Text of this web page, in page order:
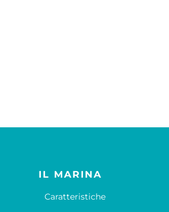
IL MARINA
Caratteristiche